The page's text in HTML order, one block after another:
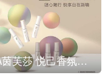
IPSA茵芙莎 悦己香氛凝露上市